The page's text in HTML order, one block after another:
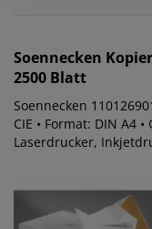
Soennecken
2500 Blatt
Soennecken
CIE • Format: DIN A4
Laserdrucker,